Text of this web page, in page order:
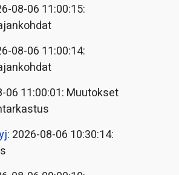
08-06 11:00:15:
08-06 11:00:14:
06 11:00:01: Muutokset
: 2026-08-06 10:30:14: